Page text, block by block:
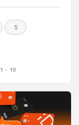
5
1 - 10